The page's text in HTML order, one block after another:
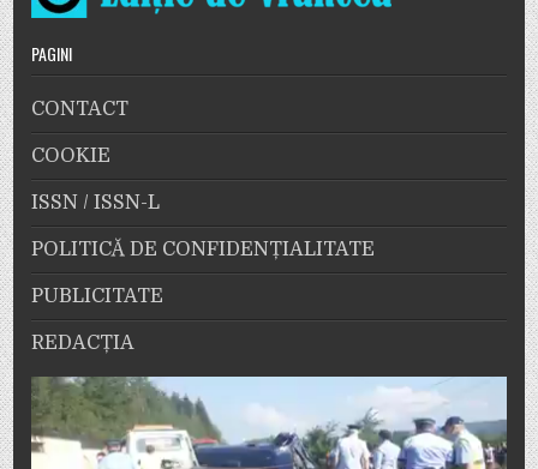
PAGINI
CONTACT
COOKIE
ISSN / ISSN-L
POLITICĂ DE CONFIDENȚIALITATE
PUBLICITATE
REDACȚIA